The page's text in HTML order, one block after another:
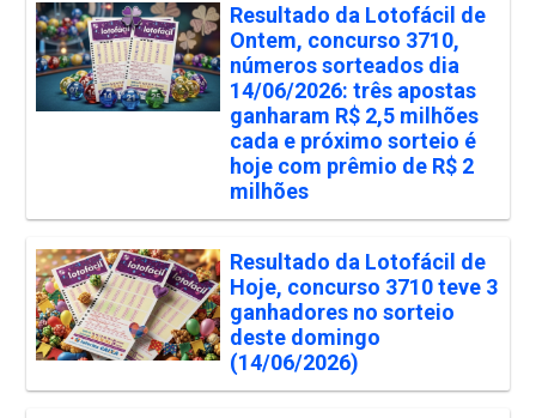
Resultado da Lotofácil de
Ontem, concurso 3710,
números sorteados dia
14/06/2026: três apostas
ganharam R$ 2,5 milhões
cada e próximo sorteio é
hoje com prêmio de R$ 2
milhões
Resultado da Lotofácil de
Hoje, concurso 3710 teve 3
ganhadores no sorteio
deste domingo
(14/06/2026)